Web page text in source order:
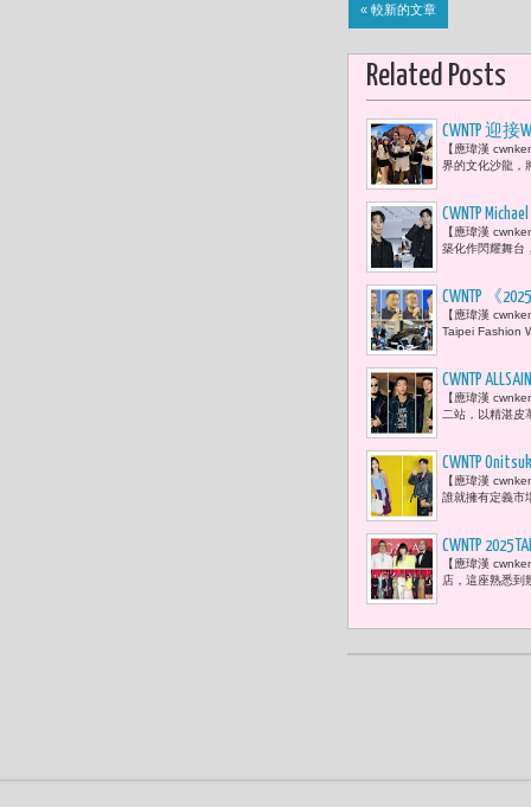
« 較新的文章
Related Posts
CWNTP 迎
YouTuber
【應瑋漢
界的文化沙龍，
CWNTP
【應瑋漢
築化作閃耀舞台
CWNTP 《
局局長蔡
載情感深
【應瑋漢
Taipei Fashion
CWNTP
搖滾氛圍
【應瑋漢
二站，以精湛皮
CWNTP
「第一眼」
【應瑋漢
誰就擁有定義市
CWNTP
光落在哪
【應瑋漢
店，這座熟悉到